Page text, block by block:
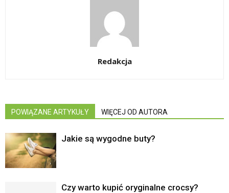
Redakcja
POWIĄZANE ARTYKUŁY WIĘCEJ OD AUTORA
Jakie są wygodne buty?
Czy warto kupić oryginalne crocsy?